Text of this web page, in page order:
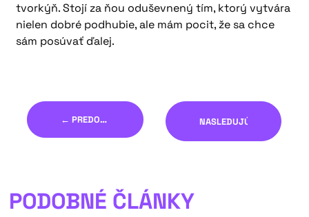
tvorkýň. Stojí za ňou oduševnený tím, ktorý vytvára
nielen dobré podhubie, ale mám pocit, že sa chce
sám posúvať ďalej.
← PREDOŠLÝ NASLEDUJÚCI →
PODOBNÉ ČLÁNKY